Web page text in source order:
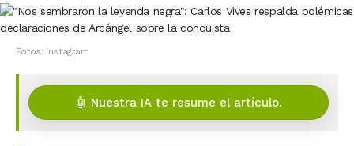
Fotos: Instagram
🤖 Nuestra IA te resume el artículo.